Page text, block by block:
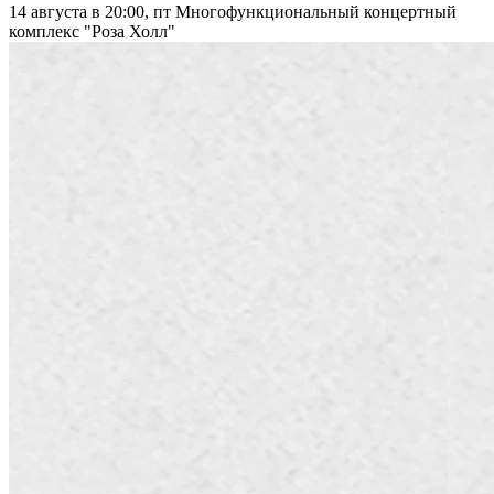
14 августа в 20:00, пт Многофункциональный концертный
комплекс "Роза Холл"